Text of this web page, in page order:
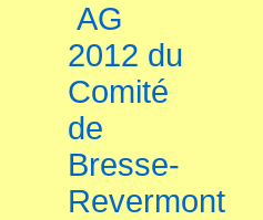
AG
2012 du
Comité
de
Bresse-
Revermont